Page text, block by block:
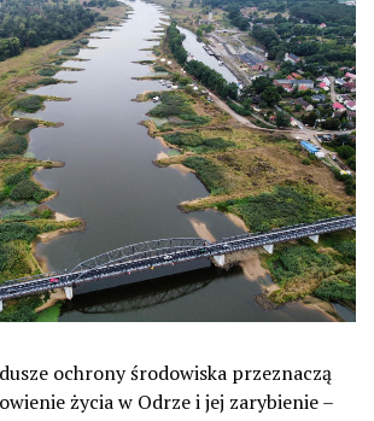
ochrony środowiska przeznaczą
życia w Odrze i jej zarybienie –